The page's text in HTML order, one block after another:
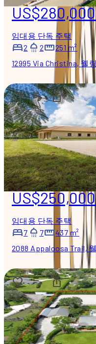
임대용 단독 주택
2
2
251 m²
12995 Via Christina, 웰
임대용 단독 주택
7
7
437 m²
2088 Appaloosa Trail,